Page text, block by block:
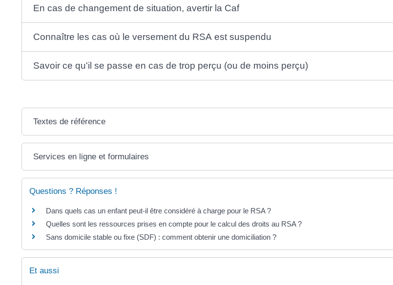
En cas de changement de situation, avertir la Caf
Connaître les cas où le versement du RSA est suspendu
Savoir ce qu'il se passe en cas de trop perçu (ou de moins perçu)
Textes de référence
Services en ligne et formulaires
Questions ? Réponses !
Dans quels cas un enfant peut-il être considéré à charge pour le RSA ?
Quelles sont les ressources prises en compte pour le calcul des droits au RSA ?
Sans domicile stable ou fixe (SDF) : comment obtenir une domiciliation ?
Et aussi